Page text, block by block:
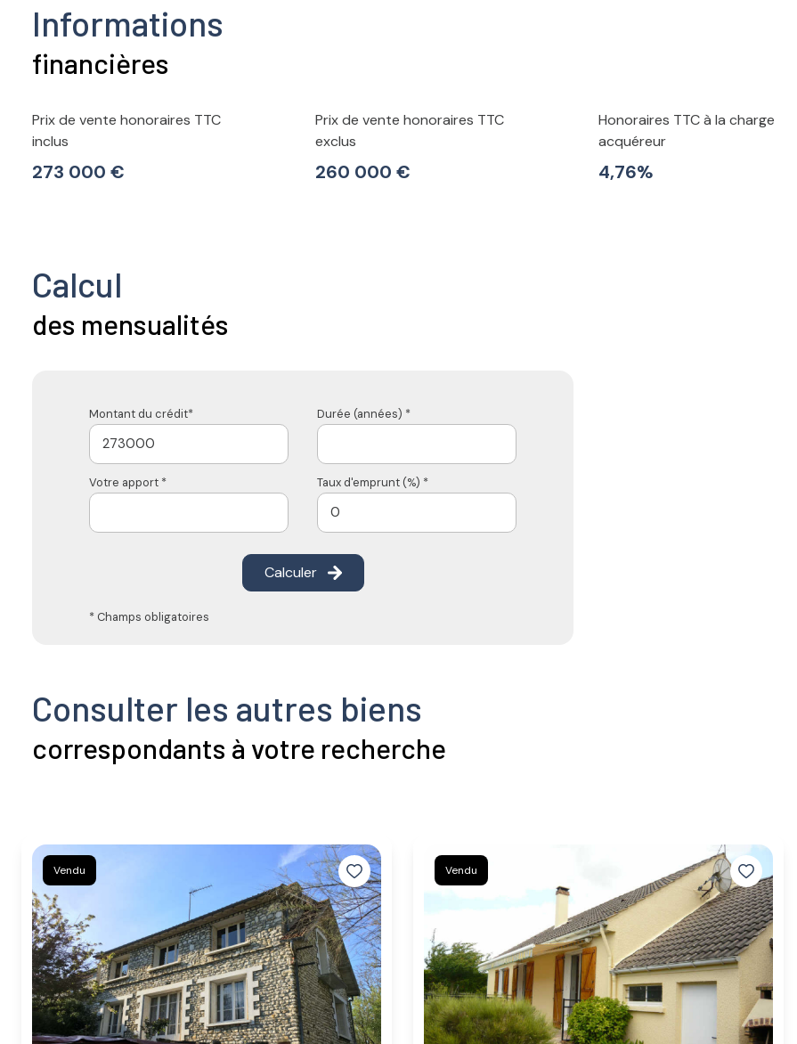
Informations
financières
Prix de vente honoraires TTC
inclus
273 000 €
Prix de vente honoraires TTC
exclus
260 000 €
Honoraires TTC à la charge
acquéreur
4,76%
Calcul
des mensualités
Montant du crédit* Durée (années) *
Votre apport * Taux d'emprunt (%) *
Calculer
* Champs obligatoires
Consulter les autres biens
correspondants à votre recherche
Vendu Vendu